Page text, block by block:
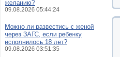
желанию?
09.08.2026 05:44:24
Можно ли развестись с женой
через ЗАГС, если ребенку
исполнилось 18 лет?
09.08.2026 03:51:35